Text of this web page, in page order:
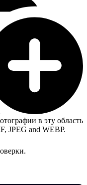
в эту область
JPEG and WEBP.